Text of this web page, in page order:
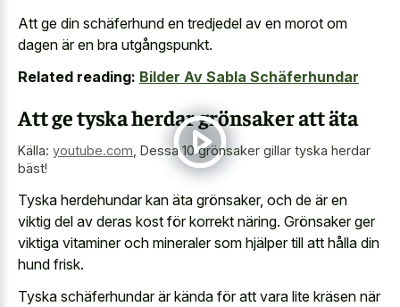
Att ge din schäferhund en tredjedel av en morot om
dagen är en bra utgångspunkt.
Related reading: Bilder Av Sabla Schäferhundar
Att ge tyska herdar grönsaker att äta
Källa: youtube.com Dessa 10 grönsaker gillar tyska herdar
bäst!
Tyska herdehundar kan äta grönsaker, och de är en
viktig del av deras kost för korrekt näring. Grönsaker ger
viktiga vitaminer och mineraler som hjälper till att hålla din
hund frisk.
Tyska schäferhundar är kända för att vara lite kräsen när